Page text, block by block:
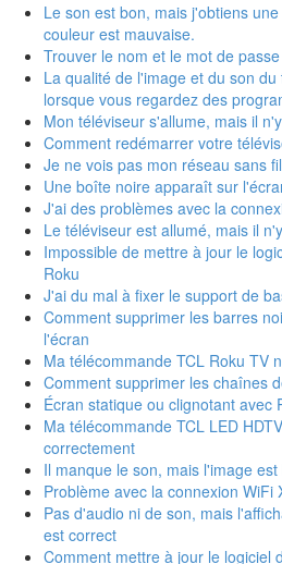
Le son est bon, mais j'obtiens
couleur est mauvaise.
Trouver le nom et le mot de
La qualité de l'image et du son
lorsque vous regardez des
Mon téléviseur s'allume, mais il
Comment redémarrer votre
Je ne vois pas mon réseau sans fil
Une boîte noire apparaît sur
J'ai des problèmes avec la
Le téléviseur est allumé, mais il
Impossible de mettre à jour le
Roku
J'ai du mal à fixer le support de
Comment supprimer les barres
l'écran
Ma télécommande TCL Roku TV
Comment supprimer les chaînes
Écran statique ou clignotant avec
Ma télécommande TCL LED
correctement
Il manque le son, mais l'image est
Problème avec la connexion WiFi
Pas d'audio ni de son, mais
est correct
Comment mettre à jour le logiciel